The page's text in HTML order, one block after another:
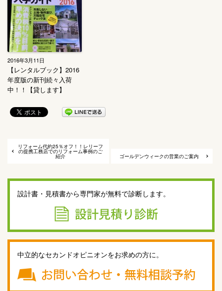
2016年3月11日
【レンタルブック】2016
年度版の新刊続々入荷
中！！【貸します】
リフォーム代約25％オフ！！レリーフ
の提携工務店でのリフォーム事例のご
紹介 ゴールデンウィークの営業のご案内
設計書・見積書から専門家が無料で診断します。
中立的なセカンドオピニオンをお求めの方に。